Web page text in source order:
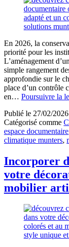
En 2026, la
priorité pour les
L’aménagement
simple rangement
approfondie sur le
place d’un contrôle
en… Poursuivre la
Publié le 27/02/2026
Catégorisé comme
espace documentaire
climatique munters,
Incorporer
votre
mobilier